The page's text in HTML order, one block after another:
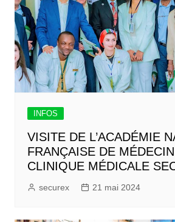
INFOS
VISITE DE L’ACADÉMIE
FRANÇAISE DE
CLINIQUE MÉDICALE
securex 21 mai 2024